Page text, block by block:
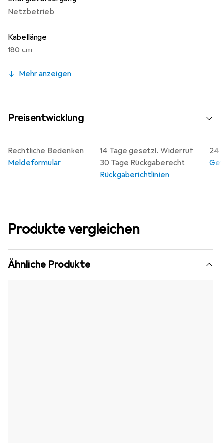
Netzbetrieb
Kabellänge
180 cm
Mehr anzeigen
Preisentwicklung
14 Tage gesetzl. Widerruf
30 Tage Rückgaberecht
Rückgaberichtlinien
24
Rechtliche Bedenken
Meldeformular
Produkte vergleichen
Ähnliche Produkte